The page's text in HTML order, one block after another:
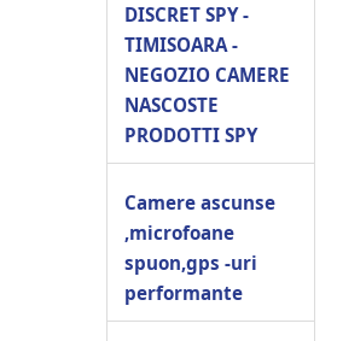
DISCRET SPY -
TIMISOARA -
NEGOZIO CAMERE
NASCOSTE
PRODOTTI SPY
Camere ascunse
,microfoane
spuon,gps -uri
performante